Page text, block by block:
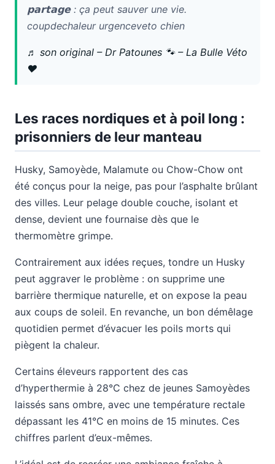
𝗽𝗮𝗿𝘁𝗮𝗴𝗲 : ça peut sauver une vie.
coupdechaleur urgenceveto chien
♬ son original – Dr Patounes 🐾 – La Bulle Véto
❤️
Les races nordiques et à poil long :
prisonniers de leur manteau
Husky, Samoyède, Malamute ou Chow-Chow ont
été conçus pour la neige, pas pour l’asphalte brûlant
des villes. Leur pelage double couche, isolant et
dense, devient une fournaise dès que le
thermomètre grimpe.
Contrairement aux idées reçues, tondre un Husky
peut aggraver le problème : on supprime une
barrière thermique naturelle, et on expose la peau
aux coups de soleil. En revanche, un bon démêlage
quotidien permet d’évacuer les poils morts qui
piègent la chaleur.
Certains éleveurs rapportent des cas
d’hyperthermie à 28°C chez de jeunes Samoyèdes
laissés sans ombre, avec une température rectale
dépassant les 41°C en moins de 15 minutes. Ces
chiffres parlent d’eux-mêmes.